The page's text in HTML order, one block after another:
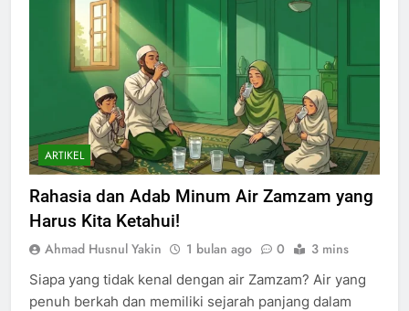
ARTIKEL
Rahasia dan Adab Minum Air Zamzam yang
Harus Kita Ketahui!
Ahmad Husnul Yakin 1 bulan ago 0 3 mins
Siapa yang tidak kenal dengan air Zamzam? Air yang
penuh berkah dan memiliki sejarah panjang dalam